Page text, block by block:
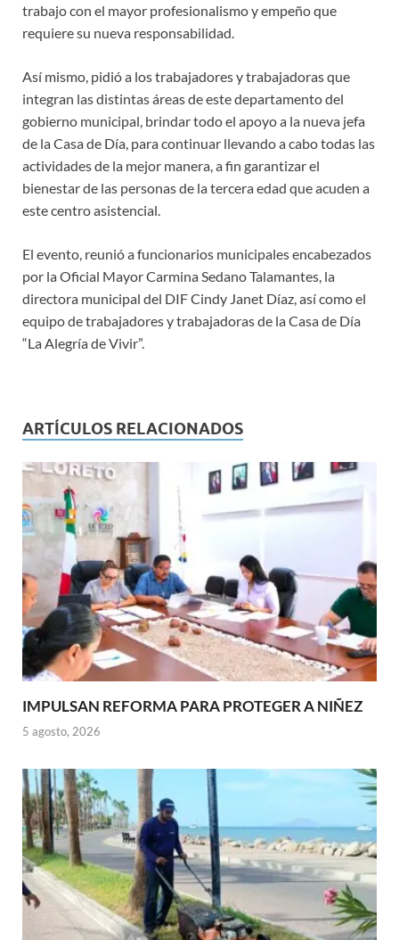
trabajo con el mayor profesionalismo y empeño que
requiere su nueva responsabilidad.
Así mismo, pidió a los trabajadores y trabajadoras que
integran las distintas áreas de este departamento del
gobierno municipal, brindar todo el apoyo a la nueva jefa
de la Casa de Día, para continuar llevando a cabo todas las
actividades de la mejor manera, a fin garantizar el
bienestar de las personas de la tercera edad que acuden a
este centro asistencial.
El evento, reunió a funcionarios municipales encabezados
por la Oficial Mayor Carmina Sedano Talamantes, la
directora municipal del DIF Cindy Janet Díaz, así como el
equipo de trabajadores y trabajadoras de la Casa de Día
“La Alegría de Vivir”.
ARTÍCULOS RELACIONADOS
IMPULSAN REFORMA PARA PROTEGER A NIÑEZ
5 agosto, 2026